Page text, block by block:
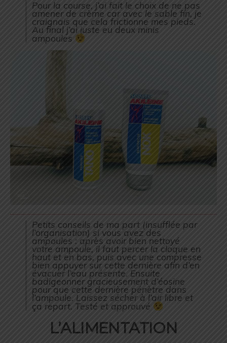
Pour la course, j’ai fait le choix de ne pas
amener de crème car avec le sable fin, je
craignais que cela frictionne mes pieds.
Au final j’ai juste eu deux minis
ampoules
Petits conseils de ma part (insufflée par
l’organisation) si vous avez des
ampoules : après avoir bien nettoyé
votre ampoule, il faut percer la cloque en
haut et en bas, puis avec une compresse
bien appuyer sur cette dernière afin d’en
évacuer l’eau présente. Ensuite
badigeonner gracieusement d’éosine
pour que cette dernière pénètre dans
l’ampoule. Laissez sécher à l’air libre et
ça repart. Testé et approuvé
L’ALIMENTATION